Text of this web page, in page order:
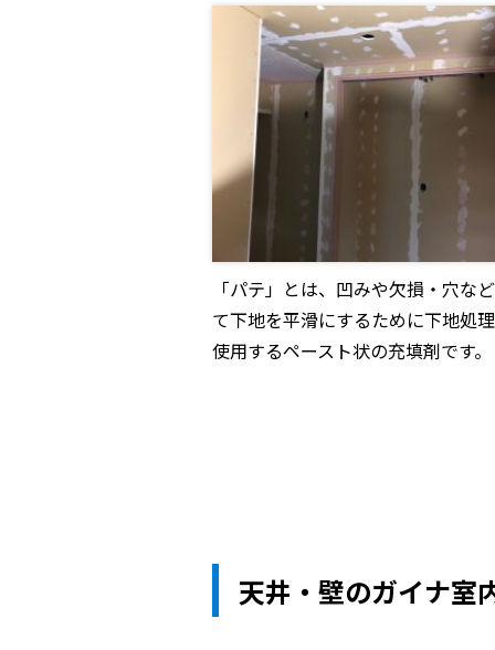
「パテ」とは、凹みや欠損・穴な
て下地を平滑にするために下地処
使用するペースト状の充填剤です。
天井・壁のガイナ室